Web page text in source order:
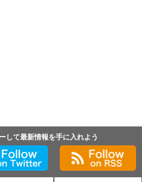
して最新情報を手に入れよう